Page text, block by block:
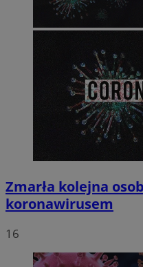
Zmarła kolejna
koronawirusem
16